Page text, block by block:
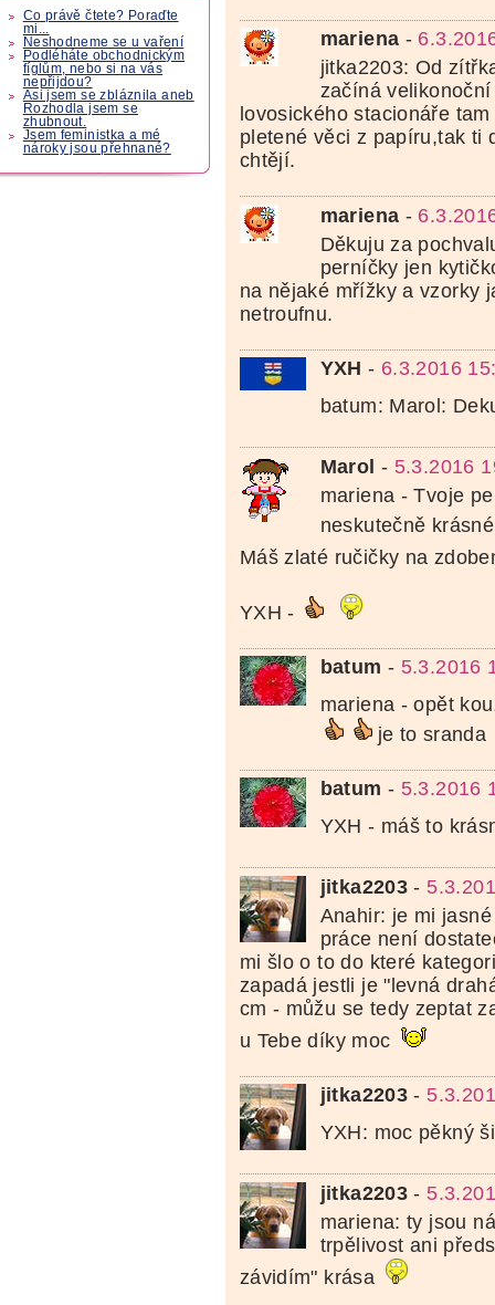
Co právě čtete? Poraďte
mi...
Neshodneme se u vaření
Podléháte obchodnickým
fíglům, nebo si na vás
nepřijdou?
Asi jsem se zbláznila aneb
Rozhodla jsem se
zhubnout.
Jsem feministka a mé
nároky jsou přehnané?
mariena -
jitka2203: Od
začíná
lovosického stacionáře
pletené věci z papíru,tak ti
chtějí.
mariena -
Děkuju za
perníčky jen
na nějaké mřížky a vzorky
netroufnu.
YXH - 6.3.2016
batum: Marol:
Marol - 5.3.2016
mariena - Tvoje
neskutečně
Máš zlaté ručičky na
YXH -
batum - 5.3.2016
mariena - opět
je to sranda
batum - 5.3.2016
YXH - máš to
jitka2203 -
Anahir: je mi
práce není
mi šlo o to do které
zapadá jestli je "levná
cm - můžu se tedy zeptat
u Tebe díky moc
jitka2203 -
YXH: moc pěkný
jitka2203 -
mariena: ty jsou
trpělivost ani
závidím" krása